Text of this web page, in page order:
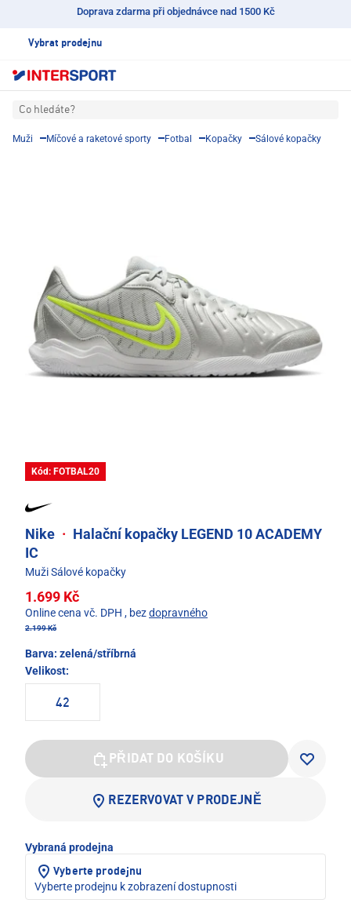
Doprava zdarma při objednávce nad 1500 Kč
Vybrat prodejnu
Co hledáte?
Muži Míčové a raketové sporty Fotbal Kopačky Sálové kopačky
Kód: FOTBAL20
Nike · Halační kopačky LEGEND 10 ACADEMY
IC
Muži Sálové kopačky
1.699 Kč
Online cena vč. DPH , bezdopravného
2.199 Kč
Barva: zelená/stříbrná
Velikost:
42
PŘIDAT DO KOŠÍKU
REZERVOVAT V PRODEJNĚ
Vybraná prodejna
Vyberte prodejnu
Vyberte prodejnu k zobrazení dostupnosti